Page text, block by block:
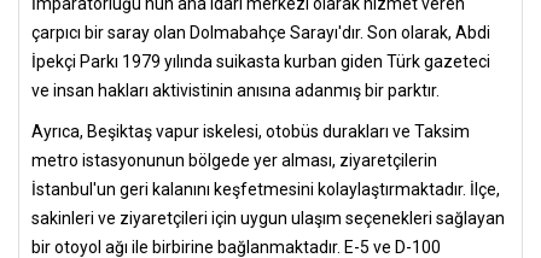
çarpıcı bir saray olan Dolmabahçe Sarayı'dır. Son olarak, Abdi
İpekçi Parkı 1979 yılında suikasta kurban giden Türk gazeteci
ve insan hakları aktivistinin anısına adanmış bir parktır.
Ayrıca, Beşiktaş vapur iskelesi, otobüs durakları ve Taksim
metro istasyonunun bölgede yer alması, ziyaretçilerin
İstanbul'un geri kalanını keşfetmesini kolaylaştırmaktadır. İlçe,
sakinleri ve ziyaretçileri için uygun ulaşım seçenekleri sağlayan
bir otoyol ağı ile birbirine bağlanmaktadır. E-5 ve D-100